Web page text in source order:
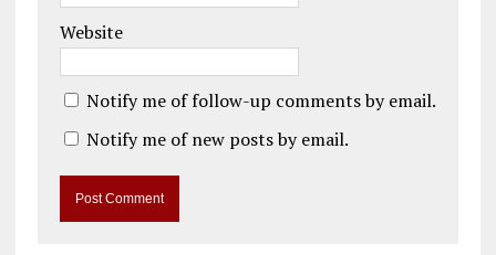
Website
Notify me of follow-up comments by email.
Notify me of new posts by email.